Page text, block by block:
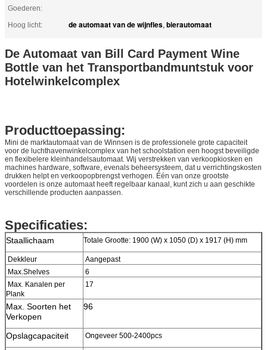
Goederen:
Hoog licht: de automaat van de wijnfles, bierautomaat
De Automaat van Bill Card Payment Wine
Bottle van het Transportbandmuntstuk voor
Hotelwinkelcomplex
Producttoepassing:
Mini de marktautomaat van de Winnsen is de professionele grote capaciteit
voor de luchthavenwinkelcomplex van het schoolstation een hoogst beveiligde
en flexibelere kleinhandelsautomaat. Wij verstrekken van verkoopkiosken en
machines hardware, software, evenals beheersysteem, dat u verrichtingskosten
drukken helpt en verkoopopbrengst verhogen. Één van onze grootste
voordelen is onze automaat heeft regelbaar kanaal, kunt zich u aan geschikte
verschillende producten aanpassen.
Specificaties:
Staallichaam Totale Grootte: 1900 (W) x 1050 (D) x 1917 (H) mm
Dekkleur
Aangepast
Max.Shelves
6
Max. Kanalen per
Plank
17
Max. Soorten het
Verkopen
96
Opslagcapaciteit Ongeveer 500-2400pcs